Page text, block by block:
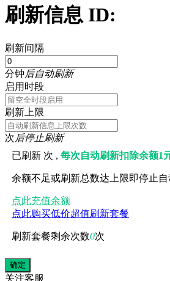
刷新信息 ID:
刷新间隔
分钟后自动刷新
启用时段
刷新上限
次后停止刷新
已刷新 次 ,每次自动刷新扣除余额1
余额不足或刷新总数达上限即停止
点此充值余额
点此购买低价超值刷新套餐
刷新套餐剩余次数0次
关注客服